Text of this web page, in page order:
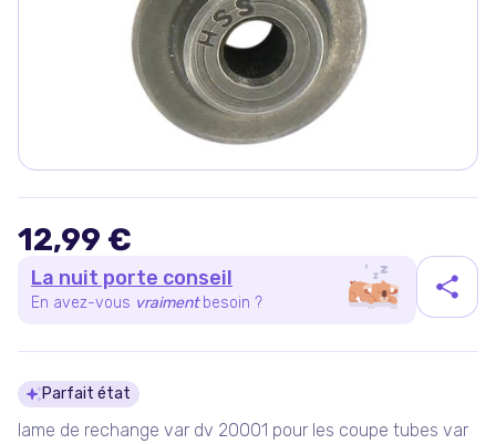
12,99 €
La nuit porte conseil
En avez-vous vraiment besoin ?
Détails du produit
Parfait état
lame de rechange var dv 20001 pour les coupe tubes var